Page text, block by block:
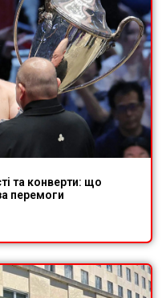
та конверти: що
перемоги